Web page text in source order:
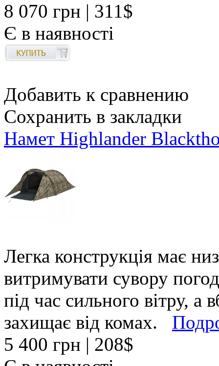
8 070 грн | 311$
Є в наявності
Добавить к сравнению
Сохранить в закладки
Намет Highlander
Легка конструкція має
витримувати сувору
під час сильного вітру, а
захищає від комах.
5 400 грн | 208$